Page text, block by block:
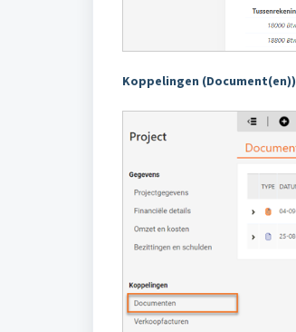
Koppelingen (Document(en))